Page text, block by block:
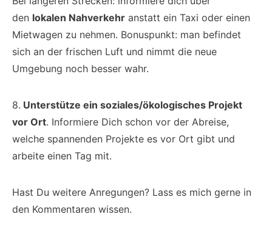
den lokalen Nahverkehr anstatt ein Taxi oder einen
Mietwagen zu nehmen. Bonuspunkt: man befindet
sich an der frischen Luft und nimmt die neue
Umgebung noch besser wahr.
8. Unterstütze ein soziales/ökologisches Projekt
vor Ort. Informiere Dich schon vor der Abreise,
welche spannenden Projekte es vor Ort gibt und
arbeite einen Tag mit.
Hast Du weitere Anregungen? Lass es mich gerne in
den Kommentaren wissen.